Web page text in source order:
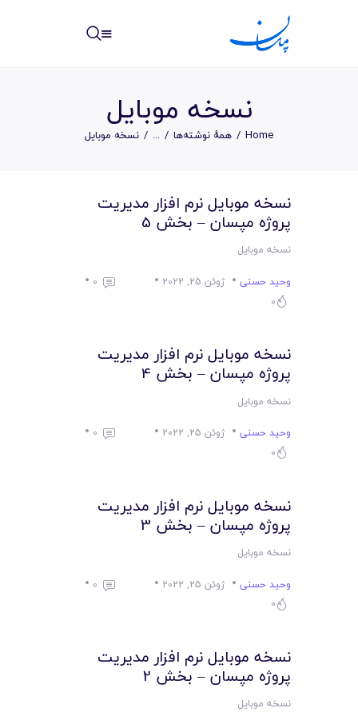
نسخه موبایل
Home همهٔ نوشته‌ها ... نسخه موبایل
نوشته ها
امکانات
لیست قیمت محصولات
نسخه موبایل نرم افزار مدیریت
پروژه مپسان – بخش 5
نسخه موبایل
وحید حسنی
ژوئن 25, 2022
0
0
نسخه موبایل نرم افزار مدیریت
پروژه مپسان – بخش 4
نسخه موبایل
وحید حسنی
ژوئن 25, 2022
0
0
نسخه موبایل نرم افزار مدیریت
پروژه مپسان – بخش 3
نسخه موبایل
وحید حسنی
ژوئن 25, 2022
0
0
نسخه موبایل نرم افزار مدیریت
پروژه مپسان – بخش 2
نسخه موبایل